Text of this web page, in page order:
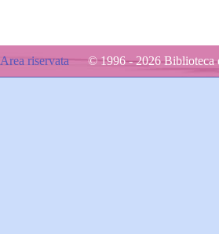
Area riservata© 1996 - 2026 Biblioteca